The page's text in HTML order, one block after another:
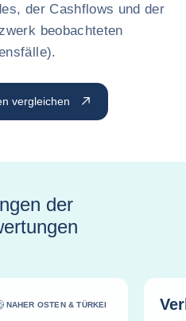
der Cashflows und der
beobachteten
vergleichen
der
NAHER OSTEN & TÜRKEI